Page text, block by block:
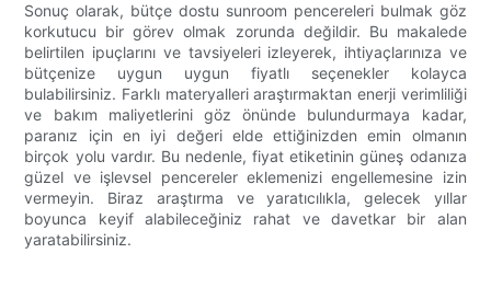
Sonuç olarak, bütçe dostu sunroom pencereleri bulmak göz
korkutucu bir görev olmak zorunda değildir. Bu makalede
belirtilen ipuçlarını ve tavsiyeleri izleyerek, ihtiyaçlarınıza ve
bütçenize uygun uygun fiyatlı seçenekler kolayca
bulabilirsiniz. Farklı materyalleri araştırmaktan enerji verimliliği
ve bakım maliyetlerini göz önünde bulundurmaya kadar,
paranız için en iyi değeri elde ettiğinizden emin olmanın
birçok yolu vardır. Bu nedenle, fiyat etiketinin güneş odanıza
güzel ve işlevsel pencereler eklemenizi engellemesine izin
vermeyin. Biraz araştırma ve yaratıcılıkla, gelecek yıllar
boyunca keyif alabileceğiniz rahat ve davetkar bir alan
yaratabilirsiniz.